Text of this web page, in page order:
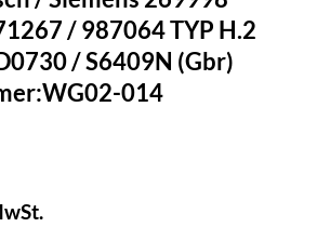
/ 987064 TYP H.2
/ S6409N (Gbr)
014